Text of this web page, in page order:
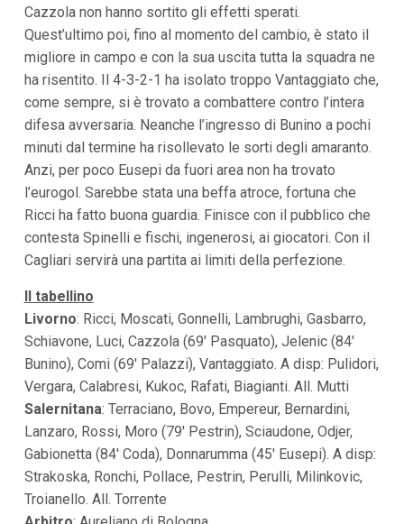
Cazzola non hanno sortito gli effetti sperati.
Quest’ultimo poi, fino al momento del cambio, è stato il
migliore in campo e con la sua uscita tutta la squadra ne
ha risentito. Il 4-3-2-1 ha isolato troppo Vantaggiato che,
come sempre, si è trovato a combattere contro l’intera
difesa avversaria. Neanche l’ingresso di Bunino a pochi
minuti dal termine ha risollevato le sorti degli amaranto.
Anzi, per poco Eusepi da fuori area non ha trovato
l’eurogol. Sarebbe stata una beffa atroce, fortuna che
Ricci ha fatto buona guardia. Finisce con il pubblico che
contesta Spinelli e fischi, ingenerosi, ai giocatori. Con il
Cagliari servirà una partita ai limiti della perfezione.
Il tabellino
Livorno: Ricci, Moscati, Gonnelli, Lambrughi, Gasbarro,
Schiavone, Luci, Cazzola (69′ Pasquato), Jelenic (84′
Bunino), Comi (69′ Palazzi), Vantaggiato. A disp: Pulidori,
Vergara, Calabresi, Kukoc, Rafati, Biagianti. All. Mutti
Salernitana: Terraciano, Bovo, Empereur, Bernardini,
Lanzaro, Rossi, Moro (79′ Pestrin), Sciaudone, Odjer,
Gabionetta (84′ Coda), Donnarumma (45′ Eusepi). A disp:
Strakoska, Ronchi, Pollace, Pestrin, Perulli, Milinkovic,
Troianello. All. Torrente